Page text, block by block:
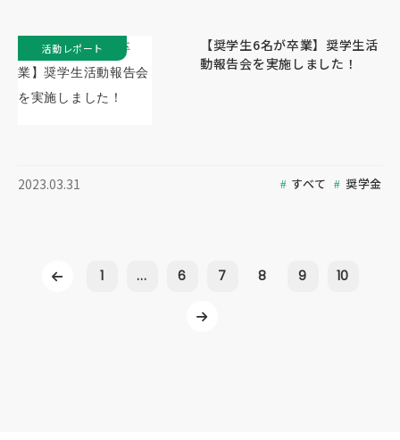
【奨学生6名が卒業】奨学生活
動報告会を実施しました！
2023.03.31 すべて 奨学金
活動レポート
1 ... 6 7 8 9 10